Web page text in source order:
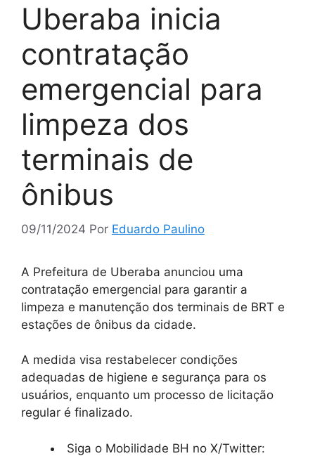
Uberaba inicia
contratação
emergencial para
limpeza dos
terminais de
ônibus
09/11/2024 Por Eduardo Paulino
A Prefeitura de Uberaba anunciou uma
contratação emergencial para garantir a
limpeza e manutenção dos terminais de BRT e
estações de ônibus da cidade.
A medida visa restabelecer condições
adequadas de higiene e segurança para os
usuários, enquanto um processo de licitação
regular é finalizado.
Siga o Mobilidade BH no X/Twitter: